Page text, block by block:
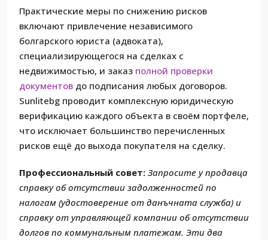
Практические меры по снижению рисков
включают привлечение независимого
болгарского юриста (адвоката),
специализирующегося на сделках с
недвижимостью, и заказ полной проверки
документов до подписания любых договоров.
Sunlitebg проводит комплексную юридическую
верификацию каждого объекта в своём портфеле,
что исключает большинство перечисленных
рисков ещё до выхода покупателя на сделку.
Профессиональный совет: Запросите у продавца
справку об отсутствии задолженностей по
налогам (удостоверение от данъчната служба) и
справку от управляющей компании об отсутствии
долгов по коммунальным платежам. Эти два